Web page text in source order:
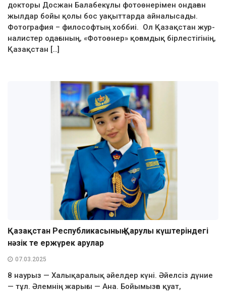
докторы Досжан Балабекұлы фото­өнерімен ондаған
жылдар бойы қолы бос уақыттарда айналысады.
Фотография – философтың хоббиі. Ол Қазақстан жур­
налистер одағының, «Фото­өнер» қо­ғамдық бір­лес­тігінің,
Қазақ­стан […]
Қазақстан Республикасының Қарулы күштеріндегі
нәзік те ержүрек арулар
07.03.2025
8 наурыз — Халықаралық әйелдер күні. Әйелсіз дүние
— тұл. Әлемнің жарығы — Ана. Бойымызға қуат,